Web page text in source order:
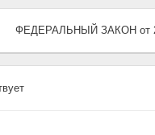
ФЕДЕРАЛЬНЫЙ ЗАКОН от